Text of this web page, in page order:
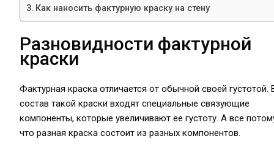
Как наносить фактурную краску на стену
Разновидности фактурной
краски
Фактурная краска отличается от обычной своей густотой.
состав такой краски входят специальные связующие
компоненты, которые увеличивают ее густоту. А все
что разная краска состоит из разных компонентов.